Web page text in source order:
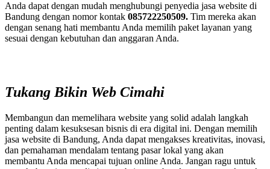
Anda dapat dengan mudah menghubungi penyedia jasa website di
Bandung dengan nomor kontak 085722250509. Tim mereka akan
dengan senang hati membantu Anda memilih paket layanan yang
sesuai dengan kebutuhan dan anggaran Anda.
Tukang Bikin Web Cimahi
Membangun dan memelihara website yang solid adalah langkah
penting dalam kesuksesan bisnis di era digital ini. Dengan memilih
jasa website di Bandung, Anda dapat mengakses kreativitas, inovasi,
dan pemahaman mendalam tentang pasar lokal yang akan
membantu Anda mencapai tujuan online Anda. Jangan ragu untuk